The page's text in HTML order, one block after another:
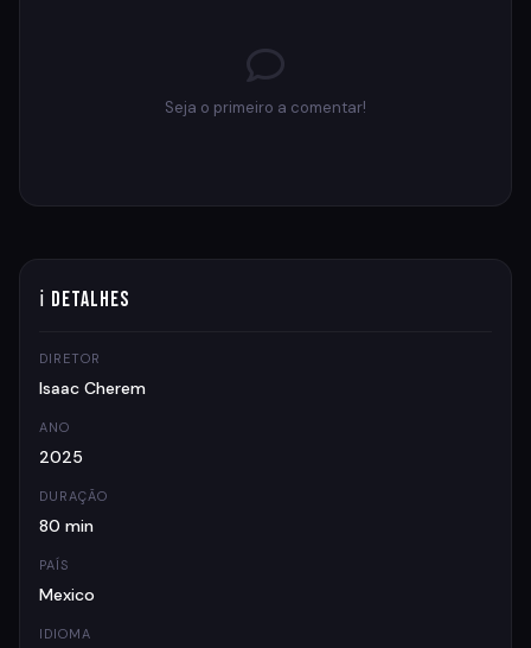
Seja o primeiro a comentar!
ℹ Detalhes
DIRETOR
Isaac Cherem
ANO
2025
DURAÇÃO
80 min
PAÍS
Mexico
IDIOMA